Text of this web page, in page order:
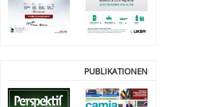
PUBLIKATIONEN